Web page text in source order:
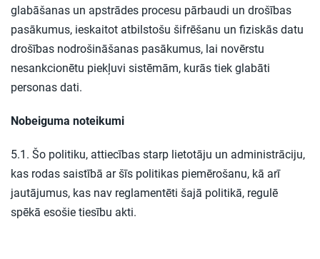
glabāšanas un apstrādes procesu pārbaudi un drošības
pasākumus, ieskaitot atbilstošu šifrēšanu un fiziskās datu
drošības nodrošināšanas pasākumus, lai novērstu
nesankcionētu piekļuvi sistēmām, kurās tiek glabāti
personas dati.
Nobeiguma noteikumi
5.1. Šo politiku, attiecības starp lietotāju un administrāciju,
kas rodas saistībā ar šīs politikas piemērošanu, kā arī
jautājumus, kas nav reglamentēti šajā politikā, regulē
spēkā esošie tiesību akti.